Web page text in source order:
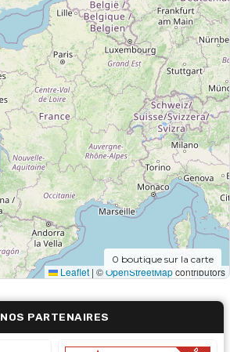
Leaflet | ©OpenStreetMapcontributors
0 boutique sur la carte
NOS PARTENAIRES